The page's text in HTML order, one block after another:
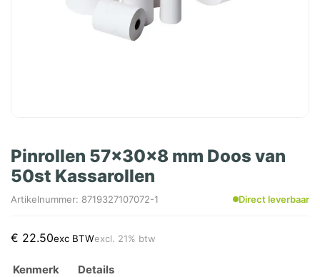
Pinrollen 57x30x8 mm Doos van
50st Kassarollen
Artikelnummer: 8719327107072-1 Direct leverbaar
€ 22.50exc BTWexcl. 21% btw
Kenmerk
Details